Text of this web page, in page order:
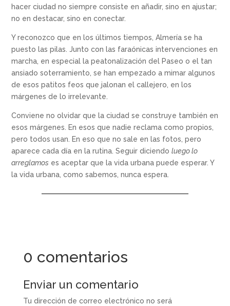
hacer ciudad no siempre consiste en añadir, sino en ajustar;
no en destacar, sino en conectar.
Y reconozco que en los últimos tiempos, Almería se ha
puesto las pilas. Junto con las faraónicas intervenciones en
marcha, en especial la peatonalización del Paseo o el tan
ansiado soterramiento, se han empezado a mimar algunos
de esos patitos feos que jalonan el callejero, en los
márgenes de lo irrelevante.
Conviene no olvidar que la ciudad se construye también en
esos márgenes. En esos que nadie reclama como propios,
pero todos usan. En eso que no sale en las fotos, pero
aparece cada día en la rutina. Seguir diciendo luego lo
arreglamoses aceptar que la vida urbana puede esperar. Y
la vida urbana, como sabemos, nunca espera.
0 comentarios
Enviar un comentario
Tu dirección de correo electrónico no será